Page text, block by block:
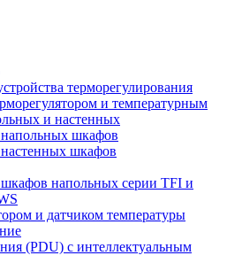
терморегулирования
и температурным
и настенных
шкафов
шкафов
напольных серии TFI и
и датчиком температуры
(PDU) с интеллектуальным